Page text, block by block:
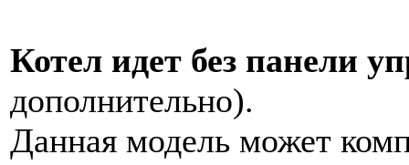
Котел идет без панели
дополнительно).
Данная модель может